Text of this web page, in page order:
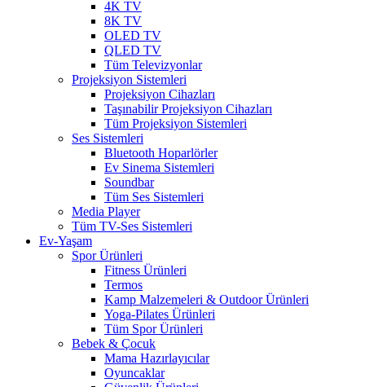
4K TV
8K TV
OLED TV
QLED TV
Tüm Televizyonlar
Projeksiyon Sistemleri
Projeksiyon Cihazları
Taşınabilir Projeksiyon Cihazları
Tüm Projeksiyon Sistemleri
Ses Sistemleri
Bluetooth Hoparlörler
Ev Sinema Sistemleri
Soundbar
Tüm Ses Sistemleri
Media Player
Tüm TV-Ses Sistemleri
Ev-Yaşam
Spor Ürünleri
Fitness Ürünleri
Termos
Kamp Malzemeleri & Outdoor Ürünleri
Yoga-Pilates Ürünleri
Tüm Spor Ürünleri
Bebek & Çocuk
Mama Hazırlayıcılar
Oyuncaklar